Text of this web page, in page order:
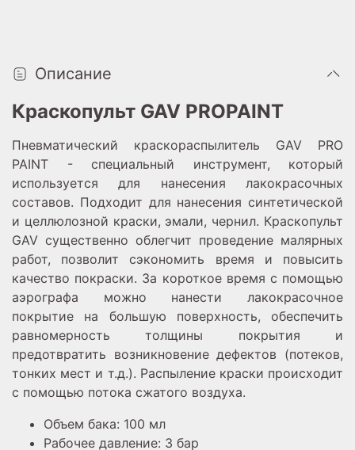
Описание
Краскопульт GAV PROPAINT
Пневматический краскораспылитель GAV PRO
PAINT - специальный инструмент, который
используется для нанесения лакокрасочных
составов. Подходит для нанесения синтетической
и целлюлозной краски, эмали, чернил. Краскопульт
GAV существенно облегчит проведение малярных
работ, позволит сэкономить время и повысить
качество покраски. За короткое время с помощью
аэрографа можно нанести лакокрасочное
покрытие на большую поверхность, обеспечить
равномерность толщины покрытия и
предотвратить возникновение дефектов (потеков,
тонких мест и т.д.). Распыление краски происходит
с помощью потока сжатого воздуха.
Объем бака: 100 мл
Рабочее давление: 3 бар